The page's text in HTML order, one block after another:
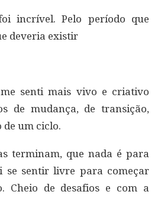
incrível. Pelo período que
deveria existir
senti mais vivo e criativo
de mudança, de transição,
de um ciclo.
terminam, que nada é para
se sentir livre para começar
Cheio de desafios e com a